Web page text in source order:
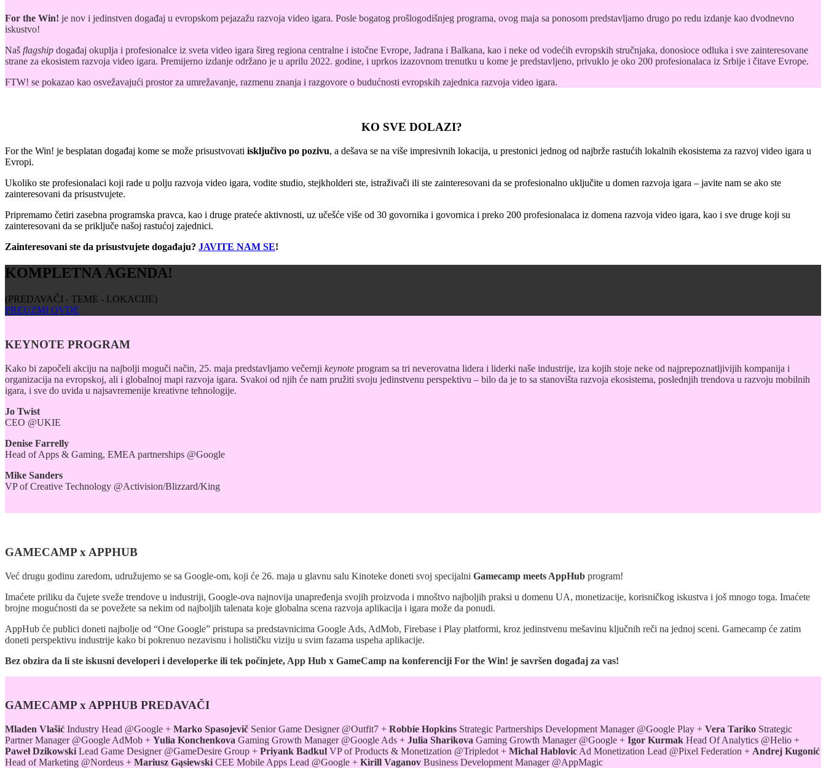
For the Win! je nov i jedinstven događaj u evropskom pejazažu razvoja video igara. Posle bogatog prošlogodišnjeg programa, ovog maja sa ponosom predstavljamo drugo po redu izdanje kao dvodnevno
iskustvo!
Naš flagship događaj okuplja i profesionalce iz sveta video igara šireg regiona centralne i istočne Evrope, Jadrana i Balkana, kao i neke od vodećih evropskih stručnjaka, donosioce odluka i sve zainteresovane
strane za ekosistem razvoja video igara. Premijerno izdanje održano je u aprilu 2022. godine, i uprkos izazovnom trenutku u kome je predstavljeno, privuklo je oko 200 profesionalaca iz Srbije i čitave Evrope.
FTW! se pokazao kao osvežavajući prostor za umrežavanje, razmenu znanja i razgovore o budućnosti evropskih zajednica razvoja video igara.
KO SVE DOLAZI?
For the Win! je besplatan događaj kome se može prisustvovati isključivo po pozivu, a dešava se na više impresivnih lokacija, u prestonici jednog od najbrže rastućih lokalnih ekosistema za razvoj video igara u
Evropi.
Ukoliko ste profesionalaci koji rade u polju razvoja video igara, vodite studio, stejkholderi ste, istraživači ili ste zainteresovani da se profesionalno uključite u domen razvoja igara – javite nam se ako ste
zainteresovani da prisustvujete.
Pripremamo četiri zasebna programska pravca, kao i druge prateće aktivnosti, uz učešće više od 30 govornika i govornica i preko 200 profesionalaca iz domena razvoja video igara, kao i sve druge koji su
zainteresovani da se priključe našoj rastućoj zajednici.
Zainteresovani ste da prisustvujete događaju? JAVITE NAM SE!
KOMPLETNA AGENDA!
(PREDAVAČI - TEME - LOKACIJE)
PREUZMI OVDE
KEYNOTE PROGRAM
Kako bi započeli akciju na najbolji moguči način, 25. maja predstavljamo večernji keynote program sa tri neverovatna lidera i liderki naše industrije, iza kojih stoje neke od najprepoznatljivijih kompanija i
organizacija na evropskoj, ali i globalnoj mapi razvoja igara. Svakoi od njih će nam pružiti svoju jedinstvenu perspektivu – bilo da je to sa stanovišta razvoja ekosistema, poslednjih trendova u razvoju mobilnih
igara, i sve do uvida u najsavremenije kreativne tehnologije.
Jo Twist
CEO @UKIE
Denise Farrelly
Head of Apps & Gaming, EMEA partnerships @Google
Mike Sanders
VP of Creative Technology @Activision/Blizzard/King
GAMECAMP x APPHUB
Već drugu godinu zaredom, udružujemo se sa Google-om, koji će 26. maja u glavnu salu Kinoteke doneti svoj specijalni Gamecamp meets AppHub program!
Imaćete priliku da čujete sveže trendove u industriji, Google-ova najnovija unapređenja svojih proizvoda i mnoštvo najboljih praksi u domenu UA, monetizacije, korisničkog iskustva i još mnogo toga. Imaćete
brojne mogućnosti da se povežete sa nekim od najboljih talenata koje globalna scena razvoja aplikacija i igara može da ponudi.
AppHub će publici doneti najbolje od “One Google” pristupa sa predstavnicima Google Ads, AdMob, Firebase i Play platformi, kroz jedinstvenu mešavinu ključnih reči na jednoj sceni. Gamecamp će zatim
doneti perspektivu industrije kako bi pokrenuo nezavisnu i holističku viziju u svim fazama uspeha aplikacije.
Bez obzira da li ste iskusni developeri i developerke ili tek počinjete, App Hub x GameCamp na konferenciji For the Win! je savršen događaj za vas!
GAMECAMP x APPHUB PREDAVAČI
Mladen Vlašić Industry Head @Google + Marko Spasojevič Senior Game Designer @Outfit7 + Robbie Hopkins Strategic Partnerships Development Manager @Google Play + Vera Tariko Strategic
Partner Manager @Google AdMob + Yulia Konchenkova Gaming Growth Manager @Google Ads + Julia Sharikova Gaming Growth Manager @Google + Igor Kurmak Head Of Analytics @Helio +
Paweł Dzikowski Lead Game Designer @GameDesire Group + Priyank Badkul VP of Products & Monetization @Tripledot + Michal Hablovic Ad Monetization Lead @Pixel Federation + Andrej Kugonić
Head of Marketing @Nordeus + Mariusz Gąsiewski CEE Mobile Apps Lead @Google + Kirill Vaganov Business Development Manager @AppMagic